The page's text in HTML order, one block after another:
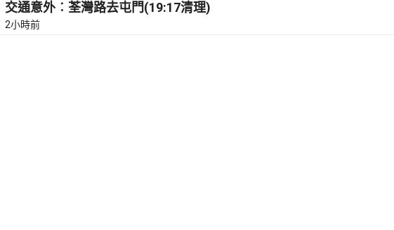
交通意外︰荃灣路去屯門(19:17清理)
2小時前